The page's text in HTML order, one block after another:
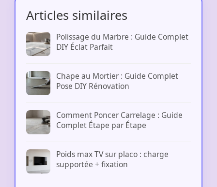
Articles similaires
Polissage du Marbre : Guide Complet
DIY Éclat Parfait
Chape au Mortier : Guide Complet
Pose DIY Rénovation
Comment Poncer Carrelage : Guide
Complet Étape par Étape
Poids max TV sur placo : charge
supportée + fixation